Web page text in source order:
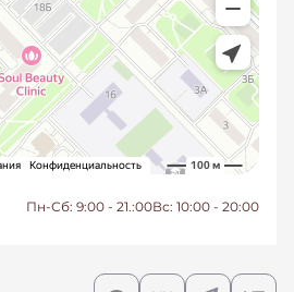
Пн-Сб: 9:00 - 21.:00Вс: 10:00 - 20:00